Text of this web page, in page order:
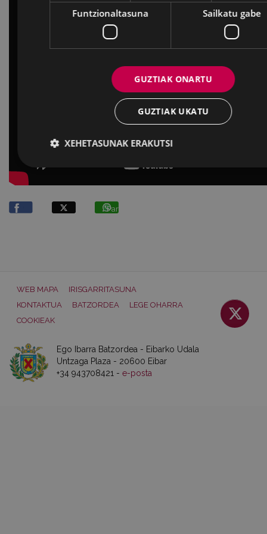
Partekatu
WEB MAPA
IRISGARRITASUNA
KONTAKTUA
BATZORDEA
LEGE OHARRA
COOKIEAK
Ego Ibarra Batzordea - Eibarko Udala
Untzaga Plaza - 20600 Eibar
+34 943708421 - e-posta
Funtzionaltasuna Sailkatu gabe
GUZTIAK ONARTU
GUZTIAK UKATU
XEHETASUNAK ERAKUTSI